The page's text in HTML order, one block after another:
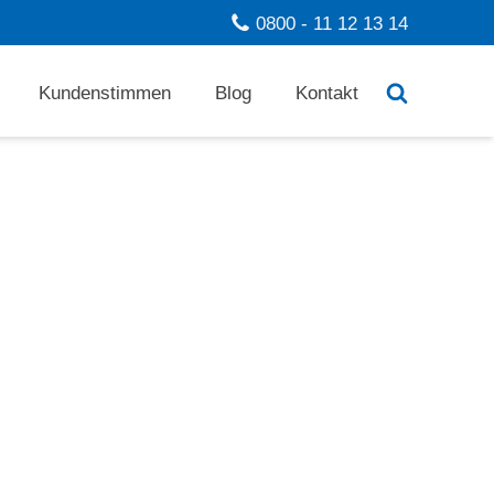
0800 - 11 12 13 14
Kundenstimmen Blog Kontakt